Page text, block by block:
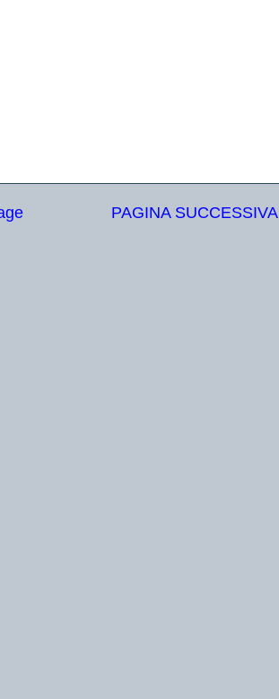
PAGINA SUCCESSIVA